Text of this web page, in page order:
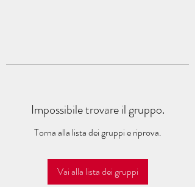
Impossibile trovare il gruppo.
Torna alla lista dei gruppi e riprova.
Vai alla lista dei gruppi